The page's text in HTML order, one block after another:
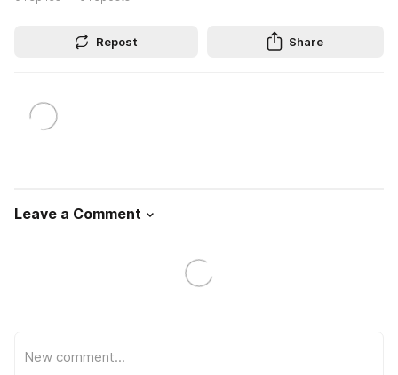
Repost Share
Leave a Comment